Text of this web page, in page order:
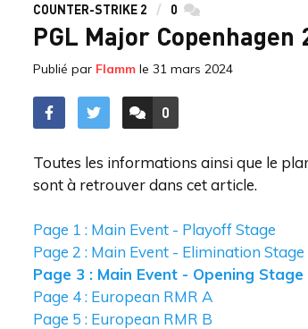
COUNTER-STRIKE 2 0 commentaires
PGL Major
Publié par Flamm le 31 mars 2024
ACCÉDER AUX
0
COMMENTAIRES
Toutes les informations ainsi que le
sont à retrouver dans cet article.
Page 1 : Main Event - Playoff Stage
Page 2 : Main Event - Elimination Stage
Page 3 : Main Event - Opening Stage
Page 4 : European RMR A
Page 5 : European RMR B